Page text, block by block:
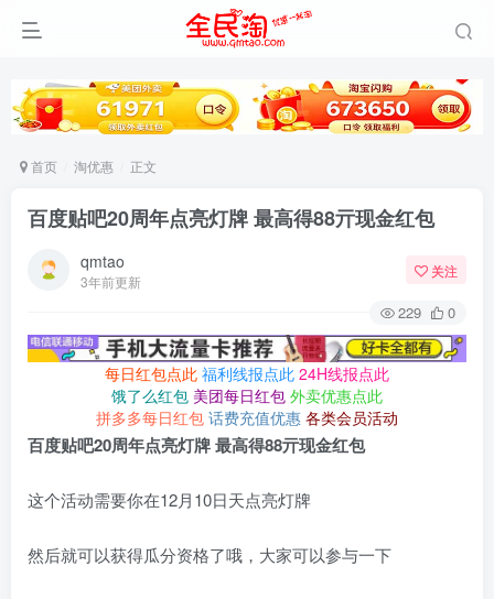
首页 淘优惠 正文
百度贴吧20周年点亮灯牌 最高得88亓现金红包
qmtao
3年前更新
关注
229 0
每日红包点此 福利线报点此 24H线报点此
饿了么红包 美团每日红包 外卖优惠点此
拼多多每日红包 话费充值优惠 各类会员活动
百度贴吧20周年点亮灯牌 最高得88亓现金红包
这个活动需要你在12月10日天点亮灯牌
然后就可以获得瓜分资格了哦，大家可以参与一下